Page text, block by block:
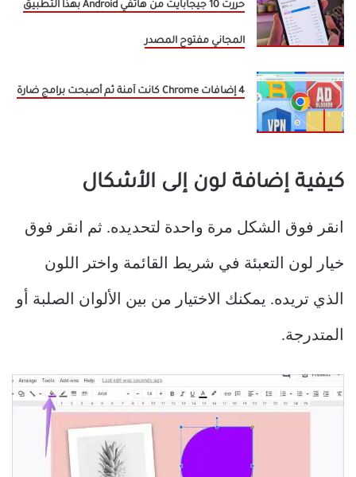
حررت 10 جيجابايت من هاتفي Android بهذا التطبيق
المجاني مفتوح المصدر
4 إضافات Chrome كانت آمنة ثم أصبحت برامج ضارة
كيفية إضافة لون إلى الأشكال
انقر فوق الشكل مرة واحدة لتحديده. ثم انقر فوق
خيار لون التعبئة في شريط القائمة واختر اللون
الذي تريده. يمكنك الاختيار من بين الألوان الصلبة أو
المتدرجة.